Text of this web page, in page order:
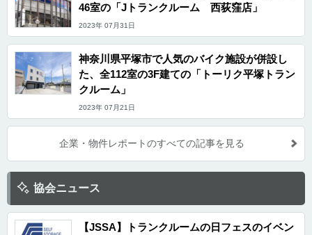
46室の「Jトランクルーム 西荻窪店」
2023年 07月31日
神奈川県平塚市で人気のバイク施設が併設し
た、全112室の3F建ての「トーリク平塚トラン
クルーム」
2023年 07月21日
企業・物件レポートのすべての記事を見る
協会ニュース
【JSSA】トランクルームの日フェスのイベン